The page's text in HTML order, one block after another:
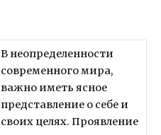
В неопределенности
современного мира,
важно иметь ясное
представление о себе и
своих целях. Проявление